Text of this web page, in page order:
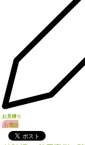
お見積り
お電話